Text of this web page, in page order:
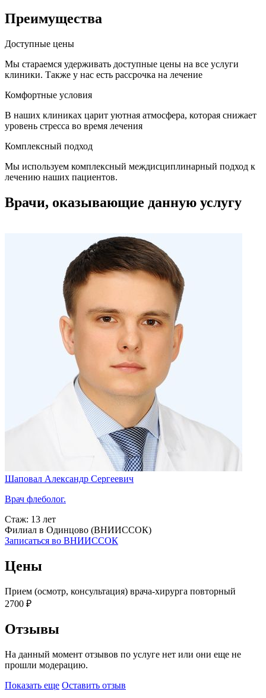
Преимущества
Доступные цены
Мы стараемся удерживать доступные цены на все услуги
клиники. Также у нас есть рассрочка на лечение
Комфортные условия
В наших клиниках царит уютная атмосфера, которая снижает
уровень стресса во время лечения
Комплексный подход
Мы используем комплексный междисциплинарный подход к
лечению наших пациентов.
Врачи, оказывающие данную услугу
Шаповал Александр Сергеевич
Врач флеболог.
Стаж: 13 лет
Филиал в Одинцово (ВНИИССОК)
Записаться во ВНИИССОК
Цены
Прием (осмотр, консультация) врача-хирурга повторный
2700 ₽
Отзывы
На данный момент отзывов по услуге нет или они еще не
прошли модерацию.
Показать еще Оставить отзыв